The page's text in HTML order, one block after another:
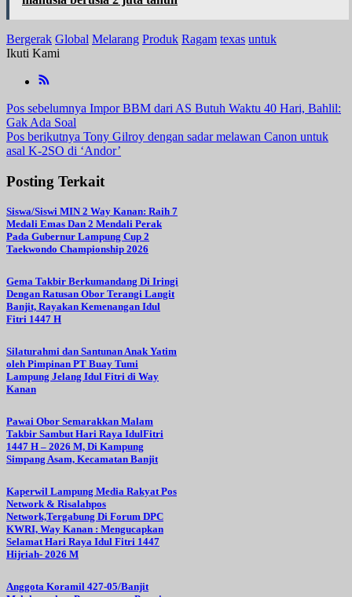
Bergerak Global Melarang Produk Ragam texas untuk
Ikuti Kami
Navigasi
pos
Pos sebelumnya Impor BBM dari AS Butuh Waktu 40 Hari, Bahlil:
Gak Ada Soal
Pos berikutnya Tony Gilroy dengan sadar melawan Canon untuk
asal K-2SO di ‘Andor’
Posting Terkait
Siswa/Siswi MIN 2 Way Kanan: Raih 7
Medali Emas Dan 2 Mendali Perak
Pada Gubernur Lampung Cup 2
Taekwondo Championship 2026
Gema Takbir Berkumandang Di Iringi
Dengan Ratusan Obor Terangi Langit
Banjit, Rayakan Kemenangan Idul
Fitri 1447 H
Silaturahmi dan Santunan Anak Yatim
oleh Pimpinan PT Buay Tumi
Lampung Jelang Idul Fitri di Way
Kanan
Pawai Obor Semarakkan Malam
Takbir Sambut Hari Raya IdulFitri
1447 H – 2026 M, Di Kampung
Simpang Asam, Kecamatan Banjit
Kaperwil Lampung Media Rakyat Pos
Network & Risalahpos
Network,Tergabung Di Forum DPC
KWRI, Way Kanan : Mengucapkan
Selamat Hari Raya Idul Fitri 1447
Hijriah- 2026 M
Anggota Koramil 427-05/Banjit